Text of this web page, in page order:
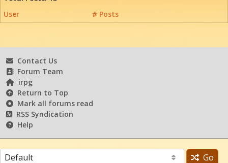
User
# Posts
Contact Us
Forum Team
irpg
Return to Top
Mark all forums read
RSS Syndication
Help
Go